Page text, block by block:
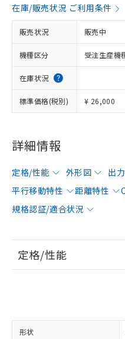
在庫/販売状況 ご利用条件
販売状況 販売中
機種区分 受注生産機
在庫状況
標準価格(税別) ¥ 26,000
詳細情報
定格/性能 外形図 出
平行移動特性
距離特性
規格認証/適合状況
定格/性能
形状